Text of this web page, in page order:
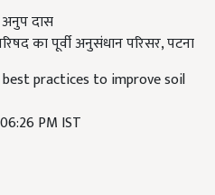
अनुप दास
का पूर्वी अनुसंधान परिसर, पटना
practices to improve soil
PM IST